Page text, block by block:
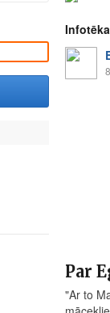
Infotēka
Par
"Ar to